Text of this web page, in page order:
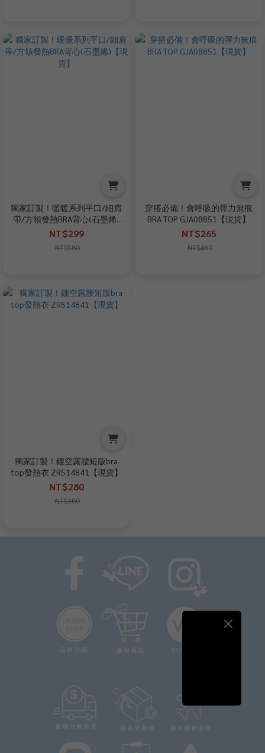
獨家訂製！暖暖系列平口/細肩
帶/方領發熱BRA背心(石墨烯)
【現貨】
NT$299
NT$580
穿搭必備！會呼吸的彈力無痕
BRA TOP GJA08851【現貨】
NT$265
NT$480
獨家訂製！鏤空露腰短版bra
top發熱衣 ZR514841【現貨】
NT$280
NT$380